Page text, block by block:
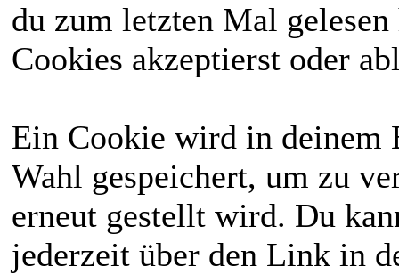
du zum letzten Mal
Cookies akzeptierst oder
Ein Cookie wird in deinem
Wahl gespeichert, um zu
erneut gestellt wird. Du
jederzeit über den Link in